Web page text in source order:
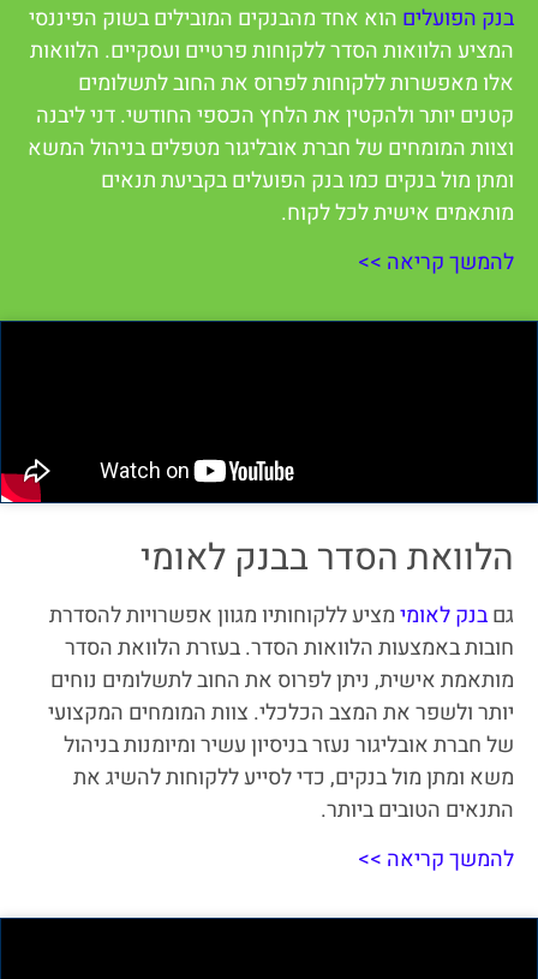
בנק הפועלים הוא אחד מהבנקים המובילים בשוק הפיננסי
המציע הלוואות הסדר ללקוחות פרטיים ועסקיים. הלוואות
אלו מאפשרות ללקוחות לפרוס את החוב לתשלומים
קטנים יותר ולהקטין את הלחץ הכספי החודשי. דני ליבנה
וצוות המומחים של חברת אובליגור מטפלים בניהול המשא
ומתן מול בנקים כמו בנק הפועלים בקביעת תנאים
מותאמים אישית לכל לקוח.
להמשך קריאה >>
הלוואת הסדר בבנק לאומי
גםבנק לאומימציע ללקוחותיו מגוון אפשרויות להסדרת
חובות באמצעות הלוואות הסדר. בעזרת הלוואת הסדר
מותאמת אישית, ניתן לפרוס את החוב לתשלומים נוחים
יותר ולשפר את המצב הכלכלי. צוות המומחים המקצועי
של חברת אובליגור נעזר בניסיון עשיר ומיומנות בניהול
משא ומתן מול בנקים, כדי לסייע ללקוחות להשיג את
התנאים הטובים ביותר.
להמשך קריאה >>